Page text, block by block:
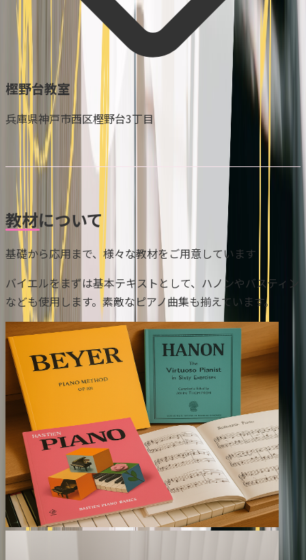
樫野台教室
兵庫県神戸市西区樫野台3丁目
教材について
基礎から応用まで、様々な教材をご用意しています
バイエルをまずは基本テキストとして、ハノンやバスティン
なども使用します。素敵なピアノ曲集も揃えています。